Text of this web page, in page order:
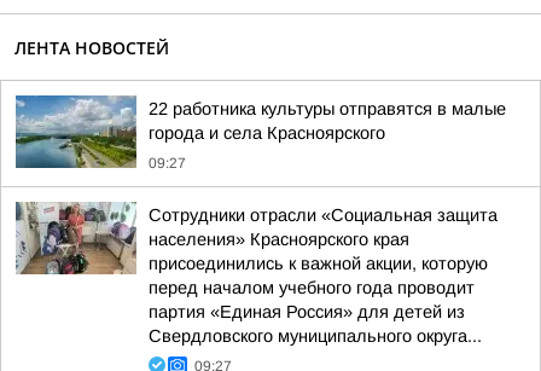
ЛЕНТА НОВОСТЕЙ
22 работника культуры отправятся в малые
города и села Красноярского
09:27
Сотрудники отрасли «Социальная защита
населения» Красноярского края
присоединились к важной акции, которую
перед началом учебного года проводит
партия «Единая Россия» для детей из
Свердловского муниципального округа...
09:27